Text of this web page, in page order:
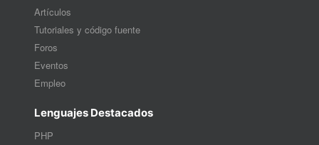
Artículos
Tutoriales y código fuente
Foros
Eventos
Empleo
Lenguajes Destacados
PHP